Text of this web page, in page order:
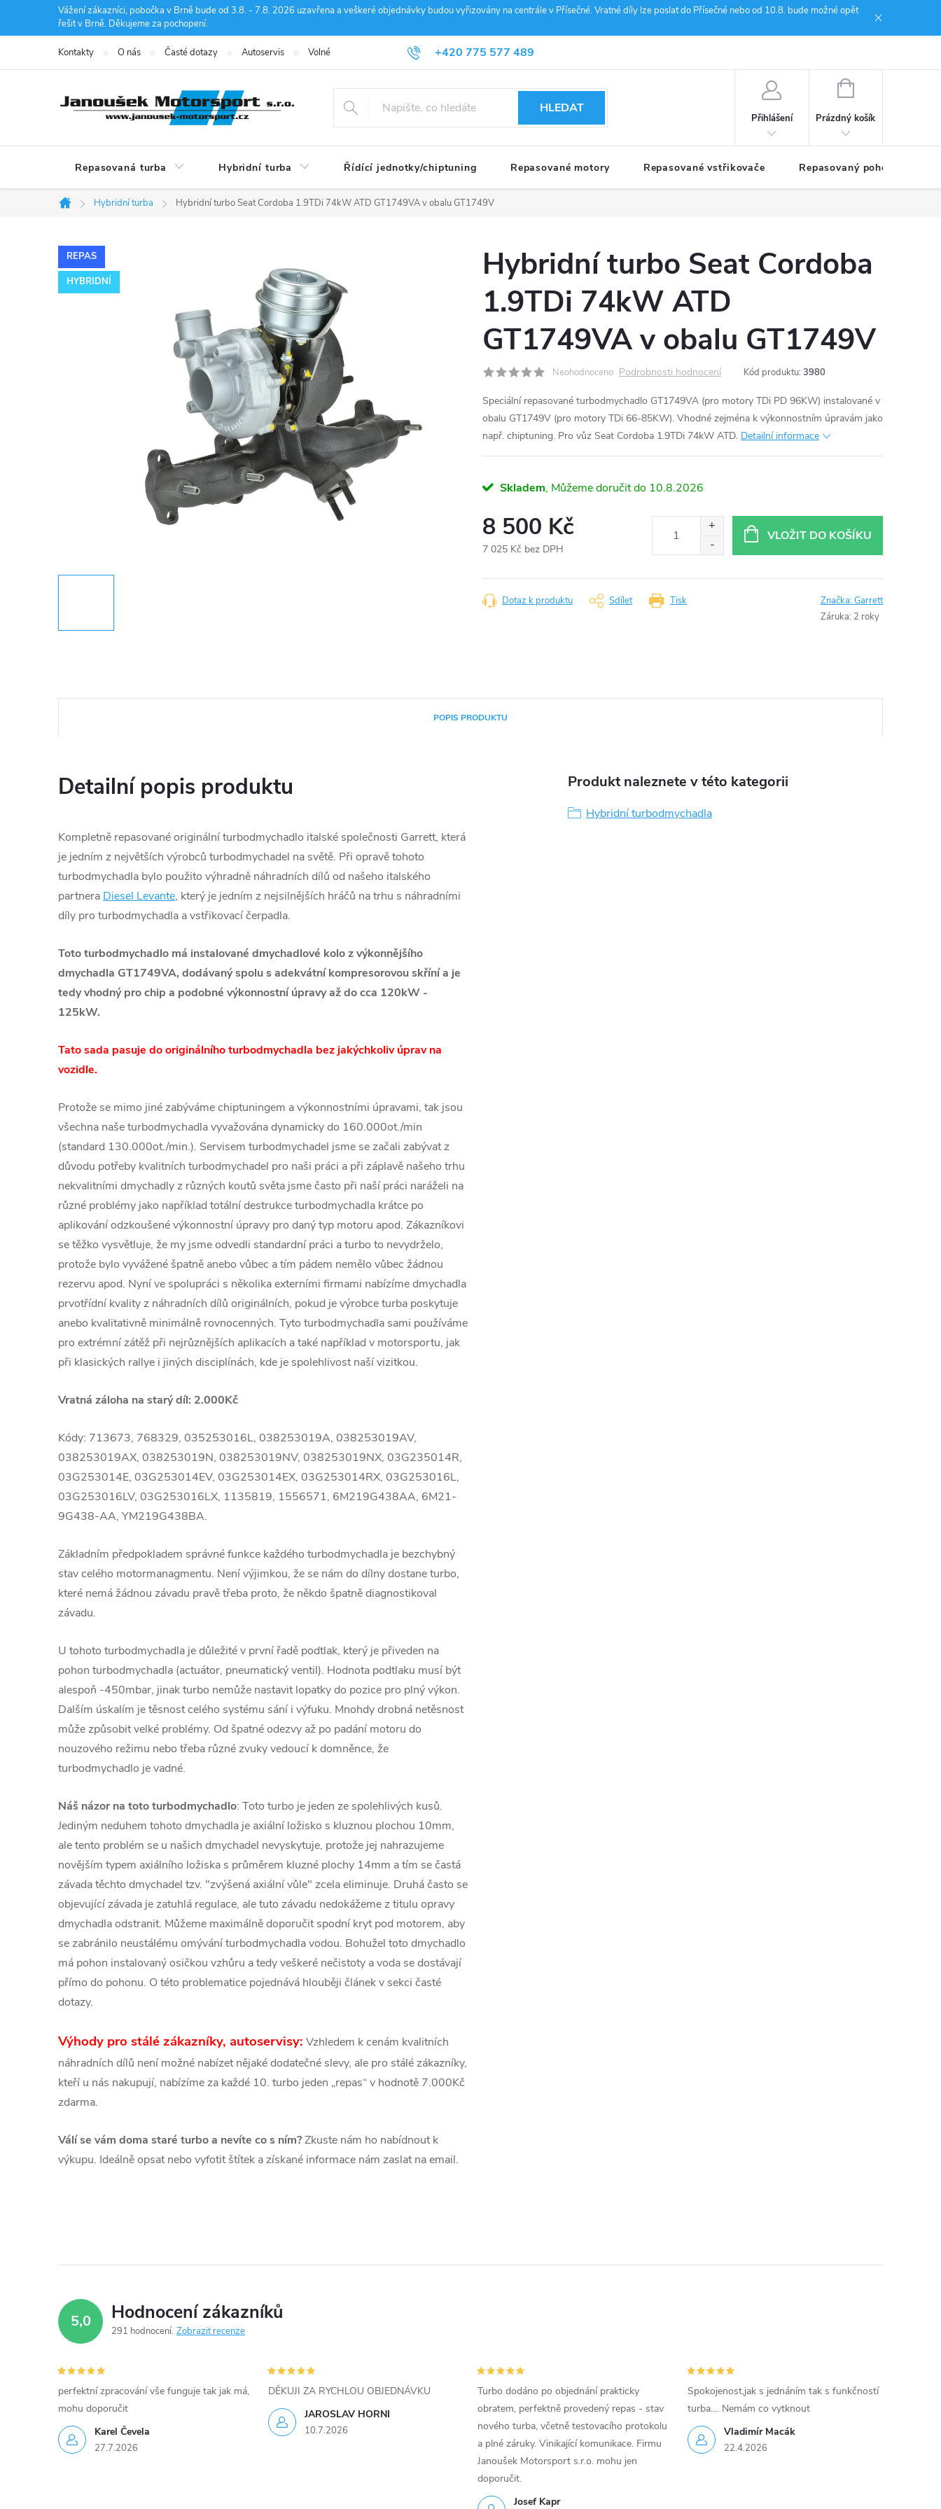
Vážení zákazníci, pobočka v Brně bude od 3.8. - 7.8. 2026 uzavřena a veškeré objednávky budou vyřizovány na centrále v Přísečné. Vratné díly lze poslat do Přísečné nebo od 10.8. bude možné opět
řešit v Brně. Děkujeme za pochopení.
+420 775 577 489
info@janousek-motorsport.cz
Kontakty O nás Časté dotazy Autoservis Volné pozice Obchodní podmínky Reklamace
HLEDAT
Přihlášení
NÁKUPNÍ
Prázdný košík
Repasovaná turba Hybridní turba Řídící jednotky/chiptuning Repasované motory Repasované vstřikovače Repasovaný pohon TDM
Domů
Hybridní turba Hybridní turbo Seat Cordoba 1.9TDi 74kW ATD GT1749VA v obalu GT1749V
REPAS
HYBRIDNÍ
Hybridní turbo Seat Cordoba
1.9TDi 74kW ATD
GT1749VA v obalu GT1749V
Neohodnoceno Podrobnosti hodnocení Kód produktu: 3980
Speciální repasované turbodmychadlo GT1749VA (pro motory TDi PD 96KW) instalované v
obalu GT1749V (pro motory TDi 66-85KW). Vhodné zejména k výkonnostním úpravám jako
např. chiptuning. Pro vůz Seat Cordoba 1.9TDi 74kW ATD. Detailní informace
Skladem 10.8.2026
8 500 Kč
7 025 Kč bez DPH
cena:
VLOŽIT DO KOŠÍKU
Tisk
Dotaz k produktu Sdílet Značka:Garrett
Záruka: 2 roky
POPIS PRODUKTU
Detailní popis produktu
Kompletně repasované originální turbodmychadlo italské společnosti Garrett, která
je jedním z největších výrobců turbodmychadel na světě. Při opravě tohoto
turbodmychadla bylo použito výhradně náhradních dílů od našeho italského
partnera Diesel Levante, který je jedním z nejsilnějších hráčů na trhu s náhradními
díly pro turbodmychadla a vstřikovací čerpadla.
Toto turbodmychadlo má instalované dmychadlové kolo z výkonnějšího
dmychadla GT1749VA, dodávaný spolu s adekvátní kompresorovou skříní a je
tedy vhodný pro chip a podobné výkonnostní úpravy až do cca 120kW -
125kW.
Tato sada pasuje do originálního turbodmychadla bez jakýchkoliv úprav na
vozidle.
Protože se mimo jiné zabýváme chiptuningem a výkonnostními úpravami, tak jsou
všechna naše turbodmychadla vyvažována dynamicky do 160.000ot./min
(standard 130.000ot./min.). Servisem turbodmychadel jsme se začali zabývat z
důvodu potřeby kvalitních turbodmychadel pro naši práci a při záplavě našeho trhu
nekvalitními dmychadly z různých koutů světa jsme často při naší práci naráželi na
různé problémy jako například totální destrukce turbodmychadla krátce po
aplikování odzkoušené výkonnostní úpravy pro daný typ motoru apod. Zákazníkovi
se těžko vysvětluje, že my jsme odvedli standardní práci a turbo to nevydrželo,
protože bylo vyvážené špatně anebo vůbec a tím pádem nemělo vůbec žádnou
rezervu apod. Nyní ve spolupráci s několika externími firmami nabízíme dmychadla
prvotřídní kvality z náhradních dílů originálních, pokud je výrobce turba poskytuje
anebo kvalitativně minimálně rovnocenných. Tyto turbodmychadla sami používáme
pro extrémní zátěž při nejrůznějších aplikacích a také například v motorsportu, jak
při klasických rallye i jiných disciplínách, kde je spolehlivost naší vizitkou.
Vratná záloha na starý díl: 2.000Kč
Kódy: 713673, 768329, 035253016L, 038253019A, 038253019AV,
038253019AX, 038253019N, 038253019NV, 038253019NX, 03G235014R,
03G253014E, 03G253014EV, 03G253014EX, 03G253014RX, 03G253016L,
03G253016LV, 03G253016LX, 1135819, 1556571, 6M219G438AA, 6M21-
9G438-AA, YM219G438BA.
Základním předpokladem správné funkce každého turbodmychadla je bezchybný
stav celého motormanagmentu. Není výjimkou, že se nám do dílny dostane turbo,
které nemá žádnou závadu pravě třeba proto, že někdo špatně diagnostikoval
závadu.
U tohoto turbodmychadla je důležité v první řadě podtlak, který je přiveden na
pohon turbodmychadla (actuátor, pneumatický ventil). Hodnota podtlaku musí být
alespoň -450mbar, jinak turbo nemůže nastavit lopatky do pozice pro plný výkon.
Dalším úskalím je těsnost celého systému sání i výfuku. Mnohdy drobná netěsnost
může způsobit velké problémy. Od špatné odezvy až po padání motoru do
nouzového režimu nebo třeba různé zvuky vedoucí k domněnce, že
turbodmychadlo je vadné.
Náš názor na toto turbodmychadlo: Toto turbo je jeden ze spolehlivých kusů.
Jediným neduhem tohoto dmychadla je axiální ložisko s kluznou plochou 10mm,
ale tento problém se u našich dmychadel nevyskytuje, protože jej nahrazujeme
novějším typem axiálního ložiska s průměrem kluzné plochy 14mm a tím se častá
závada těchto dmychadel tzv. "zvýšená axiální vůle" zcela eliminuje. Druhá často se
objevující závada je zatuhlá regulace, ale tuto závadu nedokážeme z titulu opravy
dmychadla odstranit. Můžeme maximálně doporučit spodní kryt pod motorem, aby
se zabránilo neustálému omývání turbodmychadla vodou. Bohužel toto dmychadlo
má pohon instalovaný osičkou vzhůru a tedy veškeré nečistoty a voda se dostávají
přímo do pohonu. O této problematice pojednává hlouběji článek v sekci časté
dotazy.
Výhody pro stálé zákazníky, autoservisy: Vzhledem k cenám kvalitních
náhradních dílů není možné nabízet nějaké dodatečné slevy, ale pro stálé zákazníky,
kteří u nás nakupují, nabízíme za každé 10. turbo jeden „repas“ v hodnotě 7.000Kč
zdarma.
Válí se vám doma staré turbo a nevíte co s ním?Zkuste nám ho nabídnout k
výkupu. Ideálně opsat nebo vyfotit štítek a získané informace nám zaslat na email.
Produkt naleznete v této kategorii
Hybridní turbodmychadla
5,0 Hodnocení zákazníků
291 hodnocení Zobrazit recenze
Karel Čevela
27.7.2026
perfektní zpracování vše funguje tak jak má,
mohu doporučit
JAROSLAV HORNI
10.7.2026
DĚKUJI ZA RYCHLOU OBJEDNÁVKU
Josef Kapr
Turbo dodáno po objednání prakticky
obratem, perfektně provedený repas - stav
nového turba, včetně testovacího protokolu
a plné záruky. Vinikající komunikace. Firmu
Janoušek Motorsport s.r.o. mohu jen
doporučit.
Vladimír Macák
22.4.2026
Spokojenost,jak s jednáním tak s funkčností
turba.... Nemám co vytknout